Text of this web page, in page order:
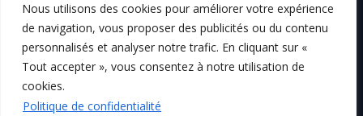
Nous utilisons des cookies pour améliorer votre expérience
de navigation, vous proposer des publicités ou du contenu
personnalisés et analyser notre trafic. En cliquant sur «
Tout accepter », vous consentez à notre utilisation de
cookies.
Politique de confidentialité
© C i E M2026
Mentions légales